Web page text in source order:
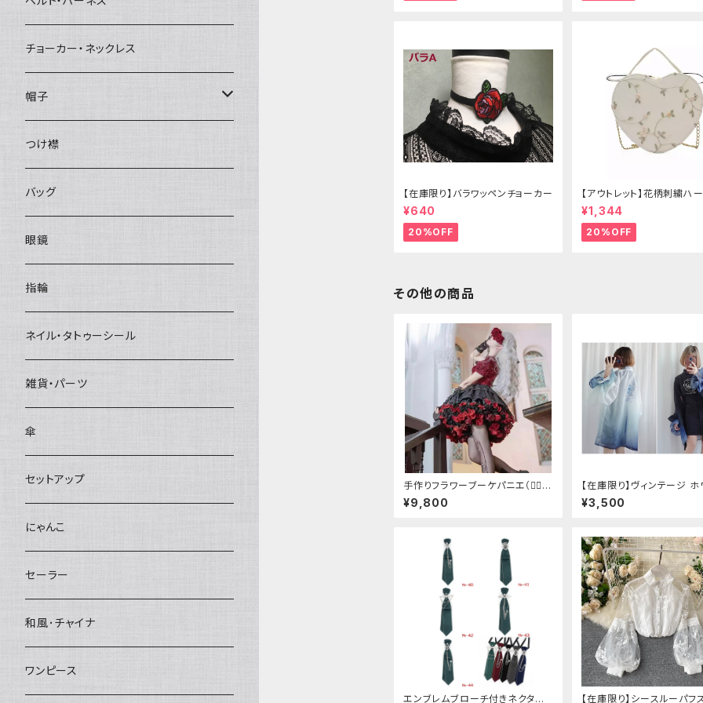
【在庫限り】バラワッペンチョーカー
¥640
20%OFF
【アウトレット】花柄刺繍ハ
グ
¥1,344
20%OFF
その他の商品
手作りフラワーブーケパニエ（❁⃘5
色展開❁⃘）
¥9,800
【在庫限り】ヴィンテージ ホ
タイガー チョンサム ショー
ーブ
¥3,500
エンブレムブローチ付きネクタイ 【在庫限り】シースルーパフ
チョーカー・ネックレス
帽子
ベレー帽
つけ襟
バッグ
眼鏡
指輪
ネイル・タトゥーシール
雑貨・パーツ
傘
セットアップ
にゃんこ
セーラー
和風･チャイナ
ワンピース